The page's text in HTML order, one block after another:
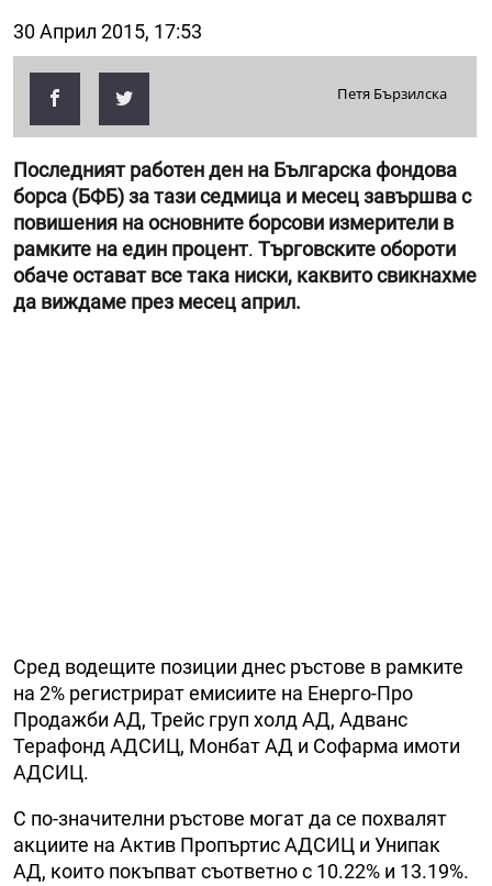
30 Април 2015, 17:53
Петя Бързилска
Последният работен ден на Българска фондова
борса (БФБ) за тази седмица и месец завършва с
повишения на основните борсови измерители в
рамките на един процент. Търговските обороти
обаче остават все така ниски, каквито свикнахме
да виждаме през месец април.
Сред водещите позиции днес ръстове в рамките
на 2% регистрират емисиите на Енерго-Про
Продажби АД, Трейс груп холд АД, Адванс
Терафонд АДСИЦ, Монбат АД и Софарма имоти
АДСИЦ.
С по-значителни ръстове могат да се похвалят
акциите на Актив Пропъртис АДСИЦ и Унипак
АД, които покъпват съответно с 10.22% и 13.19%.